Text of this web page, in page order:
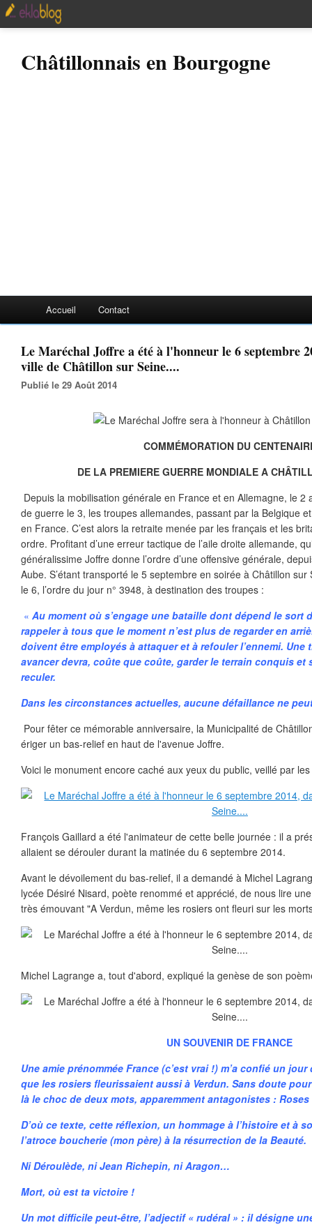
Châtillonnais en Bourgogne
Accueil Contact
Le Maréchal Joffre a été à l'honneur le 6 septembre
ville de Châtillon sur Seine....
Publié le 29 Août 2014
COMMÉMORATION DU
DE LA PREMIERE GUERRE MONDIALE A
Depuis la mobilisation générale en France et en Allemagne, le 2
de guerre le 3, les troupes allemandes, passant par la Belgique
en France. C’est alors la retraite menée par les français et les
ordre. Profitant d’une erreur tactique de l’aile droite allemande,
généralissime Joffre donne l’ordre d’une offensive générale,
Aube. S’étant transporté le 5 septembre en soirée à Châtillon sur
le 6, l’ordre du jour n° 3948, à destination des troupes :
« Au moment où s’engage une bataille dont dépend le sort
rappeler à tous que le moment n’est plus de regarder en
doivent être employés à attaquer et à refouler l’ennemi.
avancer devra, coûte que coûte, garder le terrain conquis et
reculer.
Dans les circonstances actuelles, aucune défaillance ne
Pour fêter ce mémorable anniversaire, la Municipalité de
ériger un bas-relief en haut de l'avenue Joffre.
Voici le monument encore caché aux yeux du public, veillé par
François Gaillard a été l'animateur de cette belle journée : il a
allaient se dérouler durant la matinée du 6 septembre 2014.
Avant le dévoilement du bas-relief, il a demandé à Michel
lycée Désiré Nisard, poète renommé et apprécié, de nous lire
très émouvant "A Verdun, même les rosiers ont fleuri sur les
Michel Lagrange a, tout d'abord, expliqué la genèse de son
UN SOUVENIR DE FRANCE
Une amie prénommée France (c’est vrai !) m’a confié un
que les rosiers fleurissaient aussi à Verdun. Sans doute
là le choc de deux mots, apparemment antagonistes :
D’où ce texte, cette réflexion, un hommage à l’histoire et à
l’atroce boucherie (mon père) à la résurrection de la Beauté.
Ni Déroulède, ni Jean Richepin, ni Aragon…
Mort, où est ta victoire !
Un mot difficile peut-être, l’adjectif « rudéral » : il désigne